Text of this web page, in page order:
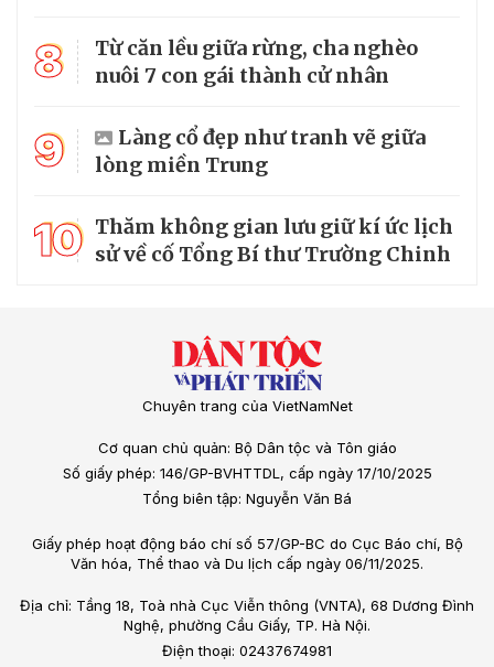
8
Từ căn lều giữa rừng, cha nghèo
nuôi 7 con gái thành cử nhân
9
Làng cổ đẹp như tranh vẽ giữa
lòng miền Trung
10 Thăm không gian lưu giữ kí ức lịch
sử về cố Tổng Bí thư Trường Chinh
Chuyên trang của VietNamNet
Cơ quan chủ quản: Bộ Dân tộc và Tôn giáo
Số giấy phép: 146/GP-BVHTTDL, cấp ngày 17/10/2025
Tổng biên tập: Nguyễn Văn Bá
Giấy phép hoạt động báo chí số 57/GP-BC do Cục Báo chí, Bộ
Văn hóa, Thể thao và Du lịch cấp ngày 06/11/2025.
Địa chỉ: Tầng 18, Toà nhà Cục Viễn thông (VNTA), 68 Dương Đình
Nghệ, phường Cầu Giấy, TP. Hà Nội.
Điện thoại: 02437674981